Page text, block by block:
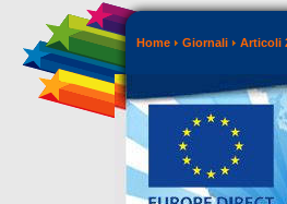
Home Giornali Articoli